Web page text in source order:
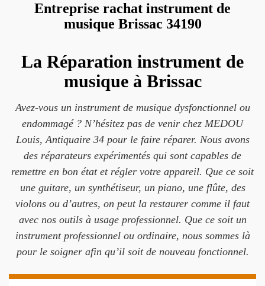
Entreprise rachat instrument de
musique Brissac 34190
La Réparation instrument de
musique à Brissac
Avez-vous un instrument de musique dysfonctionnel ou
endommagé ? N’hésitez pas de venir chez MEDOU
Louis, Antiquaire 34 pour le faire réparer. Nous avons
des réparateurs expérimentés qui sont capables de
remettre en bon état et régler votre appareil. Que ce soit
une guitare, un synthétiseur, un piano, une flûte, des
violons ou d’autres, on peut la restaurer comme il faut
avec nos outils à usage professionnel. Que ce soit un
instrument professionnel ou ordinaire, nous sommes là
pour le soigner afin qu’il soit de nouveau fonctionnel.